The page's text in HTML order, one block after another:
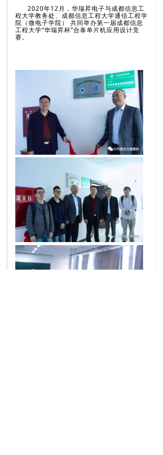
2020年12月，华瑞昇电子与成都信息工
程大学教务处、成都信息工程大学通信工程学
院（微电子学院） 共同举办第一届成都信息
工程大学“华瑞昇杯”合泰单片机应用设计竞
赛。